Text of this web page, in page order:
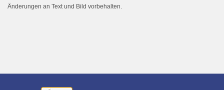
Änderungen an Text und Bild vorbehalten.